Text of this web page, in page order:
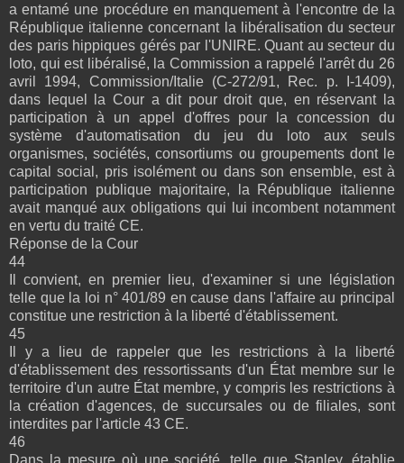
a entamé une procédure en manquement à l'encontre de la
République italienne concernant la libéralisation du secteur
des paris hippiques gérés par l'UNIRE. Quant au secteur du
loto, qui est libéralisé, la Commission a rappelé l'arrêt du 26
avril 1994, Commission/Italie (C-272/91, Rec. p. I-1409),
dans lequel la Cour a dit pour droit que, en réservant la
participation à un appel d'offres pour la concession du
système d'automatisation du jeu du loto aux seuls
organismes, sociétés, consortiums ou groupements dont le
capital social, pris isolément ou dans son ensemble, est à
participation publique majoritaire, la République italienne
avait manqué aux obligations qui lui incombent notamment
en vertu du traité CE.
Réponse de la Cour
44
Il convient, en premier lieu, d'examiner si une législation
telle que la loi n° 401/89 en cause dans l'affaire au principal
constitue une restriction à la liberté d'établissement.
45
Il y a lieu de rappeler que les restrictions à la liberté
d'établissement des ressortissants d'un État membre sur le
territoire d'un autre État membre, y compris les restrictions à
la création d'agences, de succursales ou de filiales, sont
interdites par l'article 43 CE.
46
Dans la mesure où une société, telle que Stanley, établie